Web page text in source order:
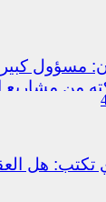
مسؤول
من مشاريع
تكتب: هل